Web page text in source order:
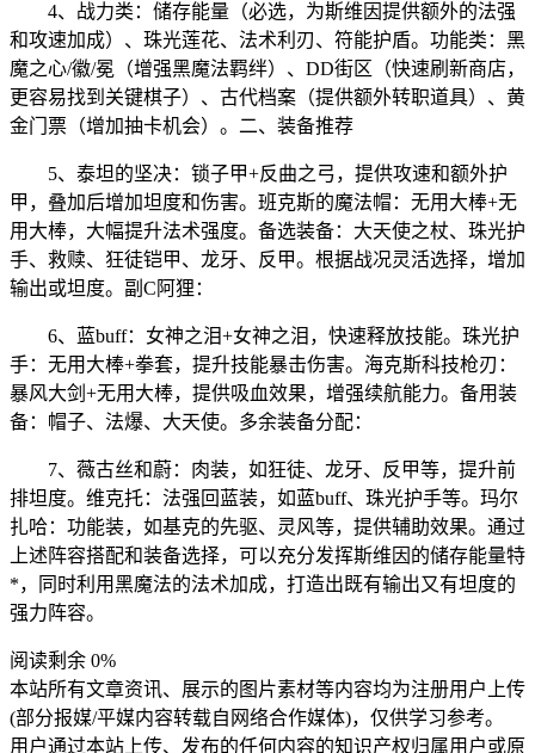
4、战力类：储存能量（必选，为斯维因提供额外的法强
和攻速加成）、珠光莲花、法术利刃、符能护盾。功能类：黑
魔之心/徽/冕（增强黑魔法羁绊）、DD街区（快速刷新商店，
更容易找到关键棋子）、古代档案（提供额外转职道具）、黄
金门票（增加抽卡机会）。二、装备推荐
5、泰坦的坚决：锁子甲+反曲之弓，提供攻速和额外护
甲，叠加后增加坦度和伤害。班克斯的魔法帽：无用大棒+无
用大棒，大幅提升法术强度。备选装备：大天使之杖、珠光护
手、救赎、狂徒铠甲、龙牙、反甲。根据战况灵活选择，增加
输出或坦度。副C阿狸：
6、蓝buff：女神之泪+女神之泪，快速释放技能。珠光护
手：无用大棒+拳套，提升技能暴击伤害。海克斯科技枪刃：
暴风大剑+无用大棒，提供吸血效果，增强续航能力。备用装
备：帽子、法爆、大天使。多余装备分配：
7、薇古丝和蔚：肉装，如狂徒、龙牙、反甲等，提升前
排坦度。维克托：法强回蓝装，如蓝buff、珠光护手等。玛尔
扎哈：功能装，如基克的先驱、灵风等，提供辅助效果。通过
上述阵容搭配和装备选择，可以充分发挥斯维因的储存能量特
*，同时利用黑魔法的法术加成，打造出既有输出又有坦度的
强力阵容。
阅读剩余 0%
本站所有文章资讯、展示的图片素材等内容均为注册用户上传
(部分报媒/平媒内容转载自网络合作媒体)，仅供学习参考。
用户通过本站上传、发布的任何内容的知识产权归属用户或原